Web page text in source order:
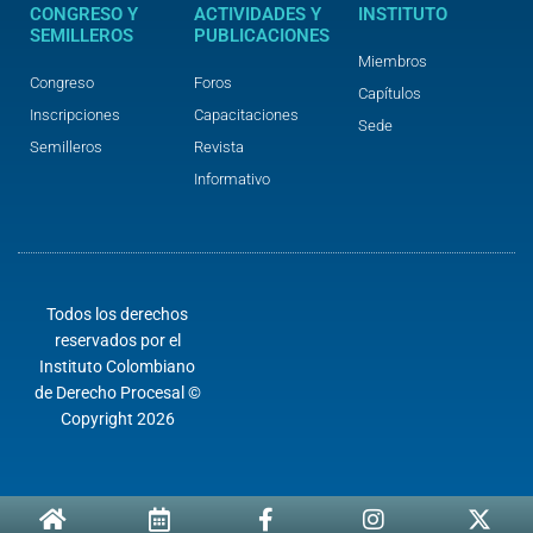
CONGRESO Y
SEMILLEROS
Congreso
Inscripciones
Semilleros
ACTIVIDADES Y
PUBLICACIONES
Foros
Capacitaciones
Revista
Informativo
INSTITUTO
Miembros
Capítulos
Sede
Todos los derechos
reservados por el
Instituto Colombiano
de Derecho Procesal ©
Copyright 2026